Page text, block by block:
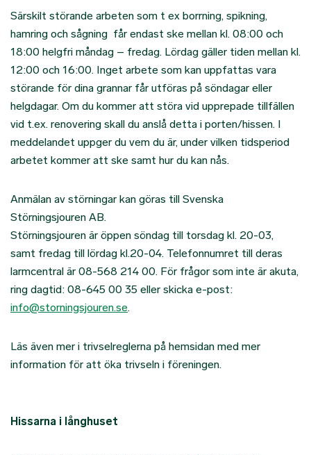
Särskilt störande arbeten som t ex borrning, spikning,
hamring och sågning får endast ske mellan kl. 08:00 och
18:00 helgfri måndag – fredag. Lördag gäller tiden mellan kl.
12:00 och 16:00. Inget arbete som kan uppfattas vara
störande för dina grannar får utföras på söndagar eller
helgdagar. Om du kommer att störa vid upprepade tillfällen
vid t.ex. renovering skall du anslå detta i porten/hissen. I
meddelandet uppger du vem du är, under vilken tidsperiod
arbetet kommer att ske samt hur du kan nås.
Anmälan av störningar kan göras till Svenska
Störningsjouren AB.
Störningsjouren är öppen söndag till torsdag kl. 20-03,
samt fredag till lördag kl.20-04. Telefonnumret till deras
larmcentral är 08-568 214 00. För frågor som inte är akuta,
ring dagtid: 08-645 00 35 eller skicka e-post:
info@storningsjouren.se.
Läs även mer i trivselreglerna på hemsidan med mer
information för att öka trivseln i föreningen.
Hissarna i långhuset